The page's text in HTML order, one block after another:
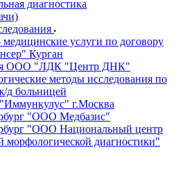
диагностика
услуги по договору
Курган
ООО "ЛДК "Центр ДНК"
методы исследования по
д больницей
г.Москва
"ООО Медбазис"
"ООО Национальный центр
морфологической диагностики"